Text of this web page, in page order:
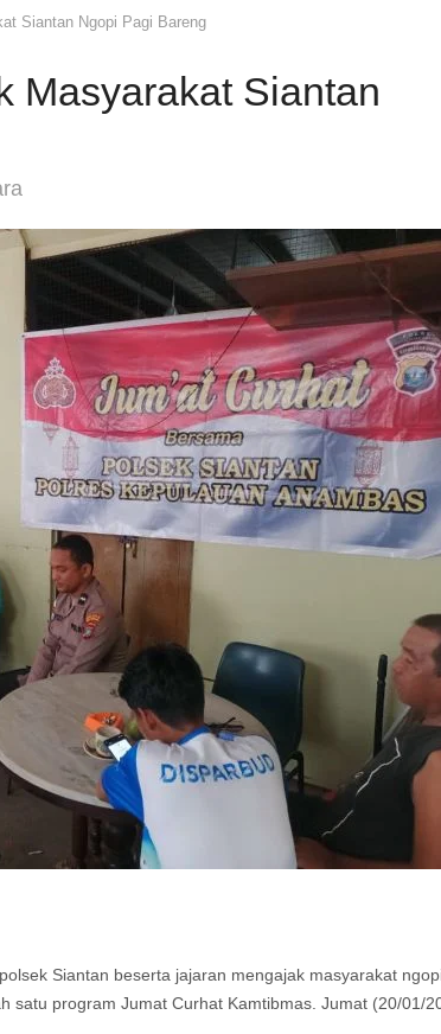
Siantan Ngopi Pagi Bareng
Masyarakat Siantan
Siantan beserta jajaran mengajak masyarakat
satu program Jumat Curhat Kamtibmas. Jumat (20/01/